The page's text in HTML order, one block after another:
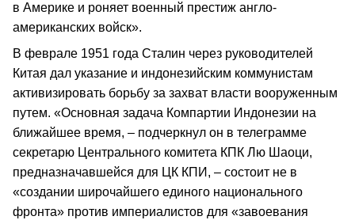
в Америке и роняет военный престиж англо-
американских войск».
В феврале 1951 года Сталин через руководителей
Китая дал указание и индонезийским коммунистам
активизировать борьбу за захват власти вооруженным
путем. «Основная задача Компартии Индонезии на
ближайшее время, – подчеркнул он в телеграмме
секретарю Центрального комитета КПК Лю Шаоци,
предназначавшейся для ЦК КПИ, – состоит не в
«создании широчайшего единого национального
фронта» против империалистов для «завоевания